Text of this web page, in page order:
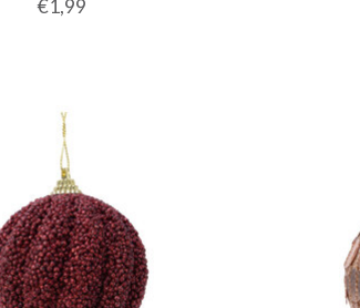
€1,99